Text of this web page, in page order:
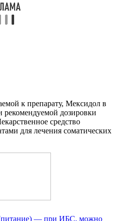
к препарату, Мексидол в
дозировки
средство
для лечения соматических
(питание) — при ИБС, можно